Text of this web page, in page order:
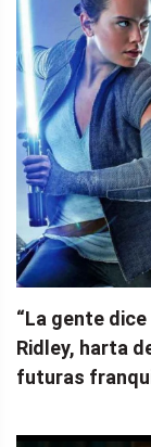
“La gente
Ridley, harta
futuras